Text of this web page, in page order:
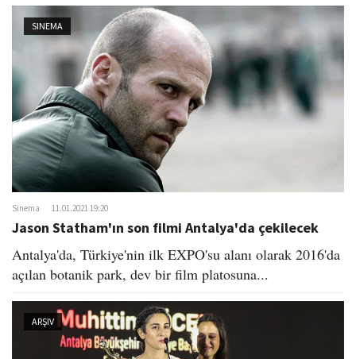
SINEMA
Sinema 11.01.2021 19:20
Jason Statham'ın son filmi Antalya'da çekilecek
Antalya'da, Türkiye'nin ilk EXPO'su alanı olarak 2016'da
açılan botanik park, dev bir film platosuna...
ARŞIV